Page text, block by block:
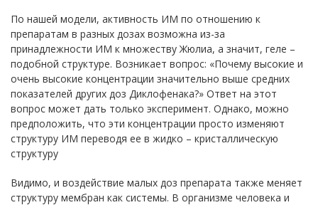
По нашей модели, активность ИМ по отношению к
препаратам в разных дозах возможна из-за
принадлежности ИМ к множеству Жюлиа, а значит, геле –
подобной структуре. Возникает вопрос: «Почему высокие и
очень высокие концентрации значительно выше средних
показателей других доз Диклофенака?» Ответ на этот
вопрос может дать только эксперимент. Однако, можно
предположить, что эти концентрации просто изменяют
структуру ИМ переводя ее в жидко – кристаллическую
структуру
Видимо, и воздействие малых доз препарата также меняет
структуру мембран как системы. В организме человека и